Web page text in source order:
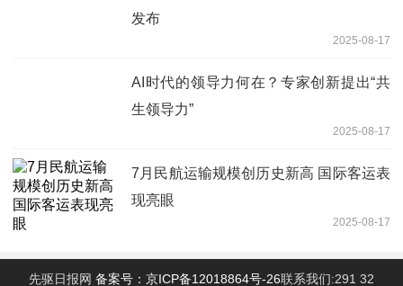
发布
2025-08-17
AI时代的领导力何在？专家创新提出“共
生领导力”
2025-08-17
7月民航运输规模创历史新高 国际客运表
现亮眼
2025-08-17
先驱日报网 备案号：京ICP备12018864号-26联系我们:291 32